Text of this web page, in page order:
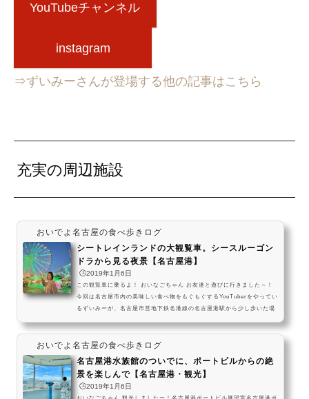
YouTubeチャンネル
instagram
⇒ずいみーさんが登場する他の記事はこちら
充実の周辺施設
おいでよ名古屋の食べ歩きログ
シートレインランドの大観覧車。シースルーゴン
ドラから見る夜景【名古屋港】
🕒️2019年1月6日
この観覧車に乗るよ！ おいなごちゃん お友達と遊びに行きました～！
今回は名古屋市内の美味しい食べ物をもぐもぐするYouTuberをやってい
るずいみーが、名古屋市営地下鉄名港線の名古屋港駅から少し歩いた場
の魅力を、一緒に見ていきましょう～！シートレインランド大観覧車の
シースルーゴンドラ シートレインランドの大観覧車といえば、上下左右
全てがスケスケになっている解放感がすごいゴ...
おいでよ名古屋の食べ歩きログ
名古屋港水族館のついでに、ポートビルからの絶
景を楽しんで【名古屋港・観光】
🕒️2019年1月6日